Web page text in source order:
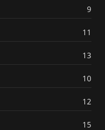
9
11
13
10
12
15